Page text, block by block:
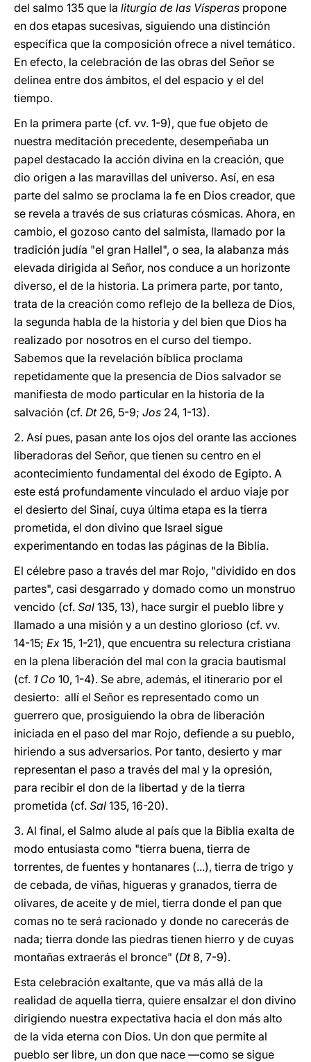
del salmo 135 que la liturgia de las Vísperas propone
en dos etapas sucesivas, siguiendo una distinción
específica que la composición ofrece a nivel temático.
En efecto, la celebración de las obras del Señor se
delinea entre dos ámbitos, el del espacio y el del
tiempo.
En la primera parte (cf. vv. 1-9), que fue objeto de
nuestra meditación precedente, desempeñaba un
papel destacado la acción divina en la creación, que
dio origen a las maravillas del universo. Así, en esa
parte del salmo se proclama la fe en Dios creador, que
se revela a través de sus criaturas cósmicas. Ahora, en
cambio, el gozoso canto del salmista, llamado por la
tradición judía "el gran Hallel", o sea, la alabanza más
elevada dirigida al Señor, nos conduce a un horizonte
diverso, el de la historia. La primera parte, por tanto,
trata de la creación como reflejo de la belleza de Dios,
la segunda habla de la historia y del bien que Dios ha
realizado por nosotros en el curso del tiempo.
Sabemos que la revelación bíblica proclama
repetidamente que la presencia de Dios salvador se
manifiesta de modo particular en la historia de la
salvación (cf. Dt 26, 5-9; Jos 24, 1-13).
2. Así pues, pasan ante los ojos del orante las acciones
liberadoras del Señor, que tienen su centro en el
acontecimiento fundamental del éxodo de Egipto. A
este está profundamente vinculado el arduo viaje por
el desierto del Sinaí, cuya última etapa es la tierra
prometida, el don divino que Israel sigue
experimentando en todas las páginas de la Biblia.
El célebre paso a través del mar Rojo, "dividido en dos
partes", casi desgarrado y domado como un monstruo
vencido (cf. Sal 135, 13), hace surgir el pueblo libre y
llamado a una misión y a un destino glorioso (cf. vv.
14-15; Ex 15, 1-21), que encuentra su relectura cristiana
en la plena liberación del mal con la gracia bautismal
(cf. 1 Co 10, 1-4). Se abre, además, el itinerario por el
desierto: allí el Señor es representado como un
guerrero que, prosiguiendo la obra de liberación
iniciada en el paso del mar Rojo, defiende a su pueblo,
hiriendo a sus adversarios. Por tanto, desierto y mar
representan el paso a través del mal y la opresión,
para recibir el don de la libertad y de la tierra
prometida (cf. Sal 135, 16-20).
3. Al final, el Salmo alude al país que la Biblia exalta de
modo entusiasta como "tierra buena, tierra de
torrentes, de fuentes y hontanares (...), tierra de trigo y
de cebada, de viñas, higueras y granados, tierra de
olivares, de aceite y de miel, tierra donde el pan que
comas no te será racionado y donde no carecerás de
nada; tierra donde las piedras tienen hierro y de cuyas
montañas extraerás el bronce" (Dt 8, 7-9).
Esta celebración exaltante, que va más allá de la
realidad de aquella tierra, quiere ensalzar el don divino
dirigiendo nuestra expectativa hacia el don más alto
de la vida eterna con Dios. Un don que permite al
pueblo ser libre, un don que nace —como se sigue